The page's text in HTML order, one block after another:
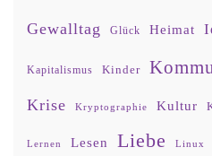
Gewalltag Glück Heimat
Kapitalismus Kinder
Krise Kryptographie Kultur
Lernen Lesen Liebe Linux